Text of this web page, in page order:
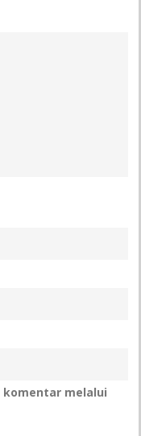
melalui